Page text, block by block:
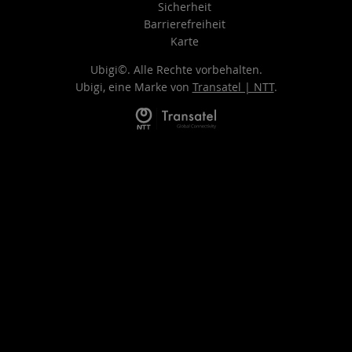
Sicherheit
Barrierefreiheit
Karte
Ubigi©. Alle Rechte vorbehalten.
Ubigi, eine Marke von Transatel | NTT.